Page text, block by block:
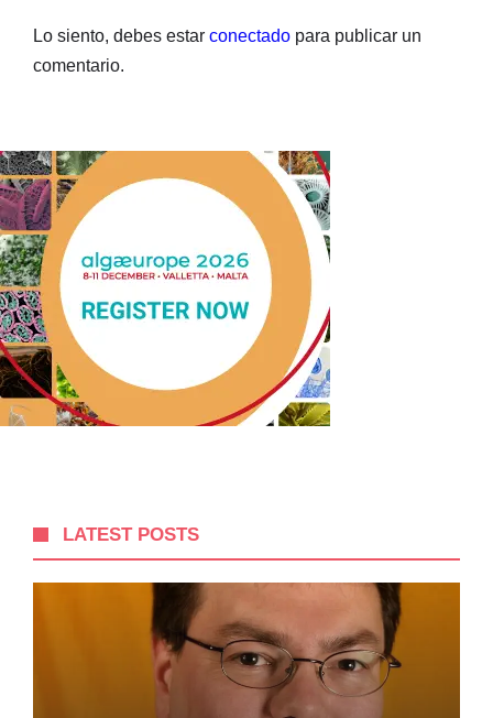
Lo siento, debes estar conectado para publicar un
comentario.
LATEST POSTS